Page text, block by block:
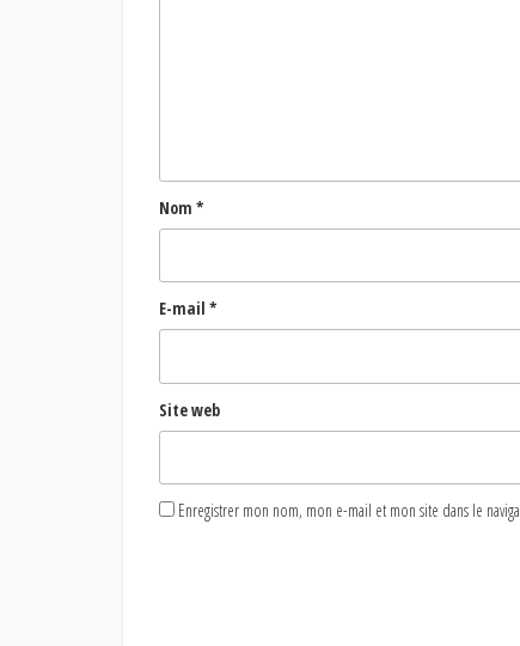
Nom *
E-mail *
Site web
Enregistrer mon nom, mon e-mail et mon site dans le